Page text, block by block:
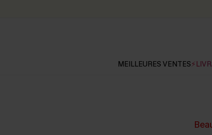
MEILLEURES VENTES